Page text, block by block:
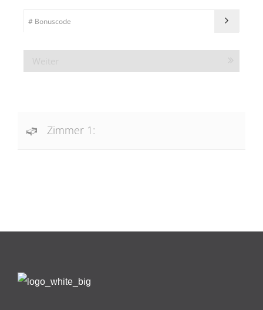
Zimmer 1: